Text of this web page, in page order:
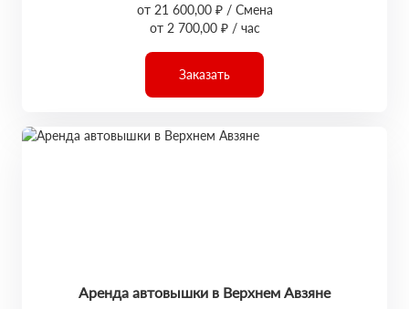
от 21 600,00 ₽ / Смена
от 2 700,00 ₽ / час
Заказать
Аренда автовышки в Верхнем Авзяне